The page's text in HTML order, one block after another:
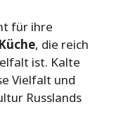
für ihre
, die reich
ist. Kalte
Vielfalt und
Russlands